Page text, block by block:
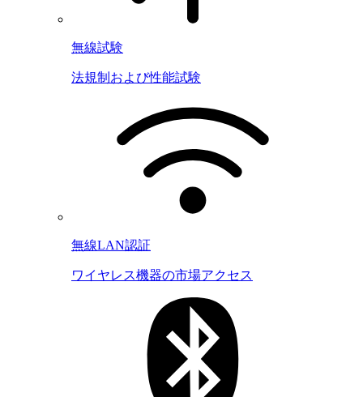
無線試験
法規制および性能試験
無線LAN認証
ワイヤレス機器の市場アクセス